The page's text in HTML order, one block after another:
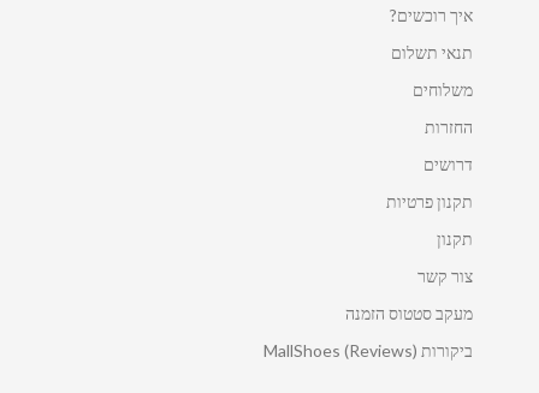
איך רוכשים?
תנאי תשלום
משלוחים
החזרות
דרושים
תקנון פרטיות
תקנון
צור קשר
מעקב סטטוס הזמנה
ביקורות MallShoes (Reviews)